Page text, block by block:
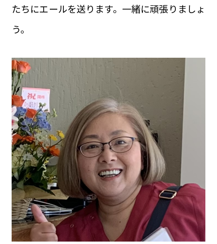
たちにエールを送ります。一緒に頑張りましょ
う。